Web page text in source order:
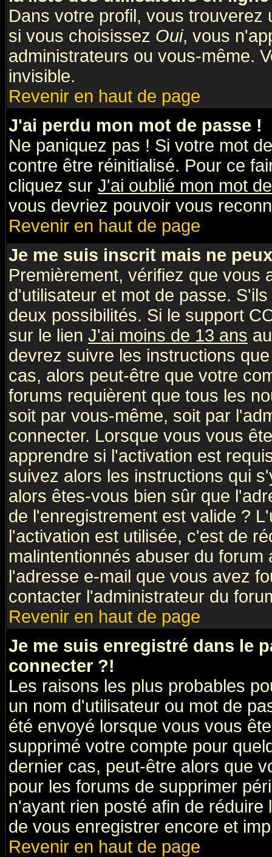
Dans votre profil, vous trouverez
si vous choisissez Oui, vous
administrateurs ou vous-même.
invisible.
Revenir en haut de page
J'ai perdu mon mot de passe !
Ne paniquez pas ! Si votre mot
contre être réinitialisé. Pour ce
cliquez sur J'ai oublié mon mot
vous devriez pouvoir vous
Revenir en haut de page
Je me suis inscrit mais ne
Premièrement, vérifiez que vous
d'utilisateur et mot de passe.
deux possibilités. Si le support
sur le lien J'ai moins de 13 ans
devrez suivre les instructions
cas, alors peut-être que votre
forums requièrent que tous les
soit par vous-même, soit par
connecter. Lorsque vous vous
apprendre si l'activation est
suivez alors les instructions qui
alors êtes-vous bien sûr que
de l'enregistrement est valide ?
l'activation est utilisée, c'est de
malintentionnés abuser du
l'adresse e-mail que vous avez
contacter l'administrateur du
Revenir en haut de page
Je me suis enregistré dans le
connecter ?!
Les raisons les plus probables
un nom d'utilisateur ou mot de
été envoyé lorsque vous vous
supprimé votre compte pour
dernier cas, peut-être alors que
pour les forums de supprimer
n'ayant rien posté afin de
de vous enregistrer encore et
Revenir en haut de page